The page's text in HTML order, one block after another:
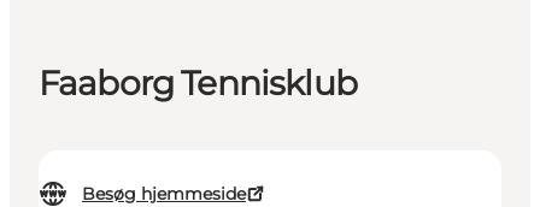
Faaborg Tennisklub
Besøg hjemmeside